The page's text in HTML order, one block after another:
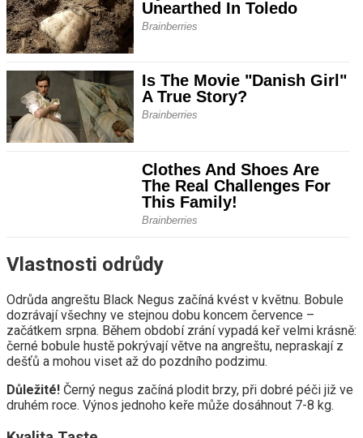
Vlastnosti odrůdy
Odrůda angreštu Black Negus začíná kvést v květnu. Bobule
dozrávají všechny ve stejnou dobu koncem července –
začátkem srpna. Během období zrání vypadá keř velmi krásně:
černé bobule hustě pokrývají větve na angreštu, nepraskají z
dešťů a mohou viset až do pozdního podzimu.
Důležité! Černý negus začíná plodit brzy, při dobré péči již ve
druhém roce. Výnos jednoho keře může dosáhnout 7-8 kg.